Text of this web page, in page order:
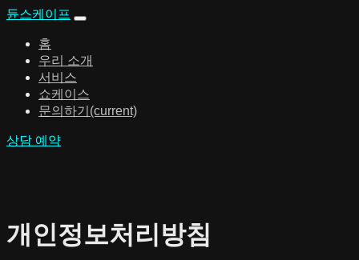
듄스케이프
홈
우리 소개
서비스
쇼케이스
문의하기 (current)
상담 예약
개인정보처리방침